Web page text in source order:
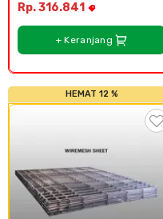
Peralatan
Aksesoris
Konstruksi
Atap &
Besi
Semen &
Rp. 316.841
+ Keranjang
HEMAT 12 %